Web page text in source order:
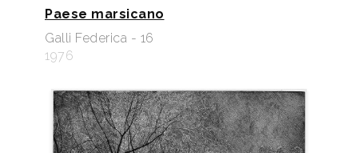
Paese marsicano
Galli Federica - 16
1976